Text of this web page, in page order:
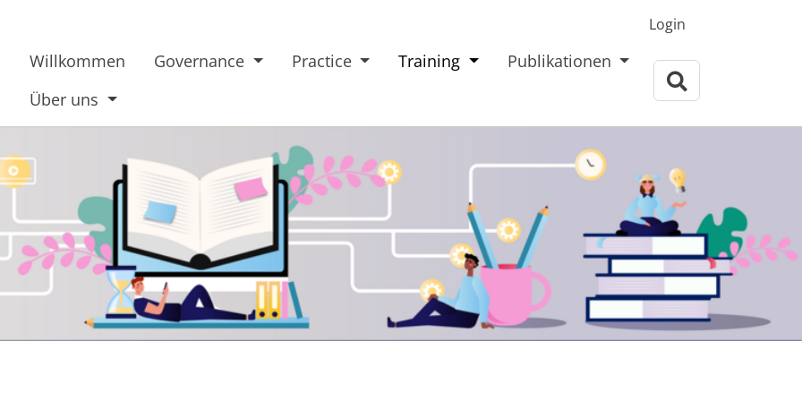
Login
Willkommen Governance Practice Training
Publikationen
Über uns
processCentric GmbH
Willkommen
Training
Publikationen
Über uns